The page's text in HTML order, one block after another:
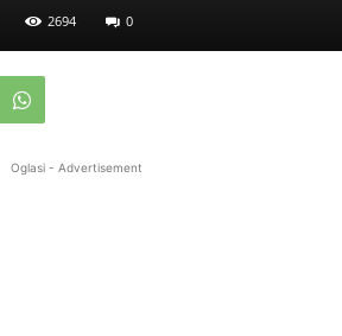
2694 0
Oglasi - Advertisement